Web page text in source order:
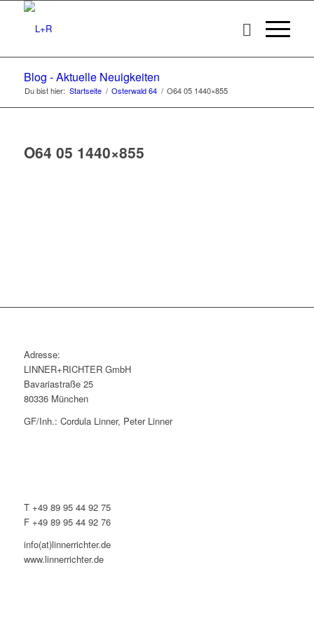
Blog - Aktuelle Neuigkeiten
Du bist hier: Startseite / Osterwald 64 / O64 05 1440×855
O64 05 1440×855
Adresse:
LINNER+RICHTER GmbH
Bavariastraße 25
80336 München
GF/Inh.: Cordula Linner, Peter Linner
T +49 89 95 44 92 75
F +49 89 95 44 92 76
info(at)linnerrichter.de
www.linnerrichter.de